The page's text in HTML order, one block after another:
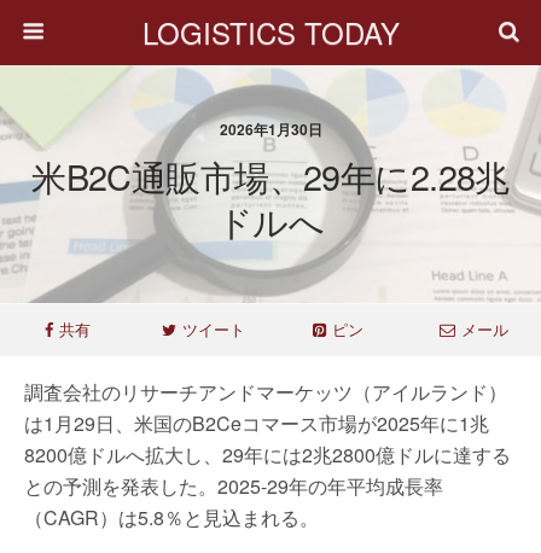
LOGISTICS TODAY
2026年1月30日
米B2C通販市場、29年に2.28兆
ドルへ
共有 ツイート ピン メール
調査会社のリサーチアンドマーケッツ（アイルランド）
は1月29日、米国のB2Ceコマース市場が2025年に1兆
8200億ドルへ拡大し、29年には2兆2800億ドルに達する
との予測を発表した。2025-29年の年平均成長率
（CAGR）は5.8％と見込まれる。